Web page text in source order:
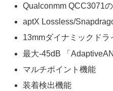
Qualconmm QCC3071
aptX Lossless/
13mmダイナミックドラ
最大-45dB 「
マルチポイント機能
装着検出機能